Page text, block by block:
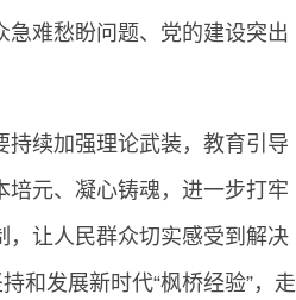
难愁盼问题、党的建设突出
持续加强理论武装，教育引导
元、凝心铸魂，进一步打牢
，让人民群众切实感受到解决
和发展新时代“枫桥经验”，走